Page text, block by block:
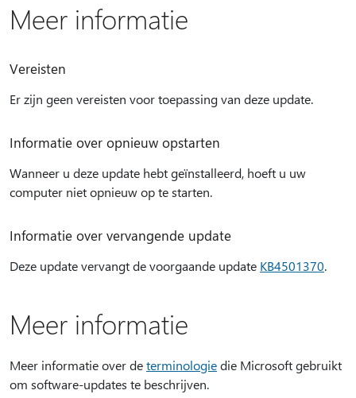
Meer informatie
Vereisten
Er zijn geen vereisten voor toepassing van deze update.
Informatie over opnieuw opstarten
Wanneer u deze update hebt geïnstalleerd, hoeft u uw
computer niet opnieuw op te starten.
Informatie over vervangende update
Deze update vervangt de voorgaande update KB4501370.
Meer informatie
Meer informatie over determinologiedie Microsoft gebruikt
om software-updates te beschrijven.